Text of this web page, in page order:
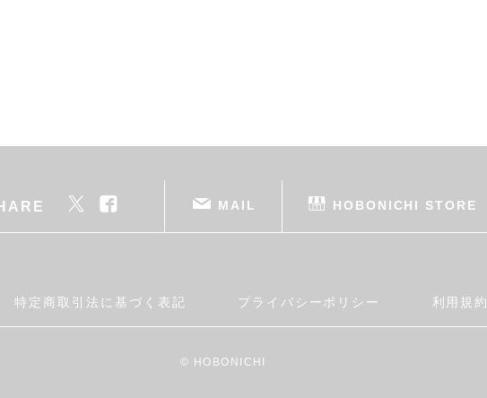
MAIL HOBONICHI STORE
特定商取引法に基づく表記 プライバシーポリシー 利用規約
© HOBONICHI